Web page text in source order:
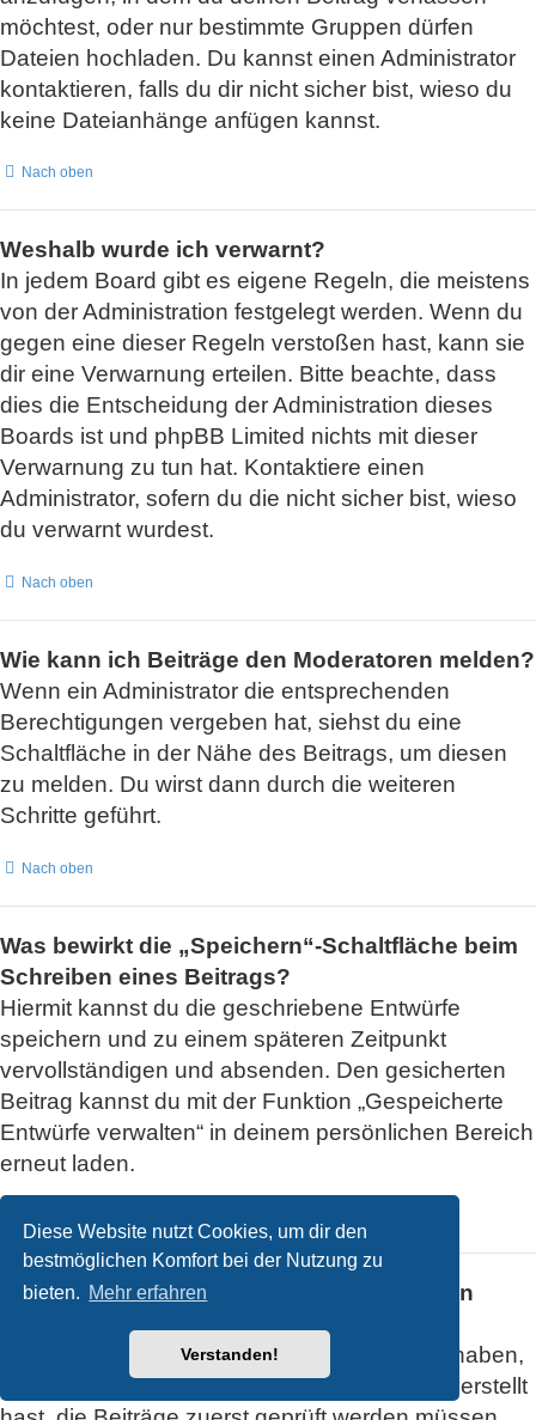
Diese Website nutzt Cookies, um dir den
bestmöglichen Komfort bei der Nutzung zu
bieten. Mehr erfahren
Verstanden!
möchtest, oder nur bestimmte Gruppen dürfen
Dateien hochladen. Du kannst einen Administrator
kontaktieren, falls du dir nicht sicher bist, wieso du
keine Dateianhänge anfügen kannst.
Nach oben
Weshalb wurde ich verwarnt?
In jedem Board gibt es eigene Regeln, die meistens
von der Administration festgelegt werden. Wenn du
gegen eine dieser Regeln verstoßen hast, kann sie
dir eine Verwarnung erteilen. Bitte beachte, dass
dies die Entscheidung der Administration dieses
Boards ist und phpBB Limited nichts mit dieser
Verwarnung zu tun hat. Kontaktiere einen
Administrator, sofern du die nicht sicher bist, wieso
du verwarnt wurdest.
Nach oben
Wie kann ich Beiträge den Moderatoren melden?
Wenn ein Administrator die entsprechenden
Berechtigungen vergeben hat, siehst du eine
Schaltfläche in der Nähe des Beitrags, um diesen
zu melden. Du wirst dann durch die weiteren
Schritte geführt.
Nach oben
Was bewirkt die „Speichern“-Schaltfläche beim
Schreiben eines Beitrags?
Hiermit kannst du die geschriebene Entwürfe
speichern und zu einem späteren Zeitpunkt
vervollständigen und absenden. Den gesicherten
Beitrag kannst du mit der Funktion „Gespeicherte
Entwürfe verwalten“ in deinem persönlichen Bereich
erneut laden.
Warum muss mein Beitrag erst freigegeben
Die Board-Administration kann entschieden haben,
dass in dem Forum, in dem du einen Beitrag erstellt